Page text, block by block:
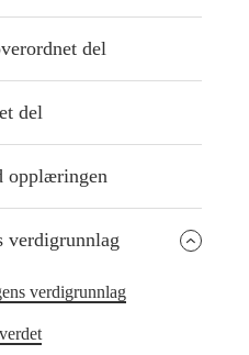
del
del
opplæringen
verdigrunnlag
verdigrunnlag